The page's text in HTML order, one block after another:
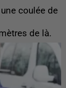
coulée de
de là.